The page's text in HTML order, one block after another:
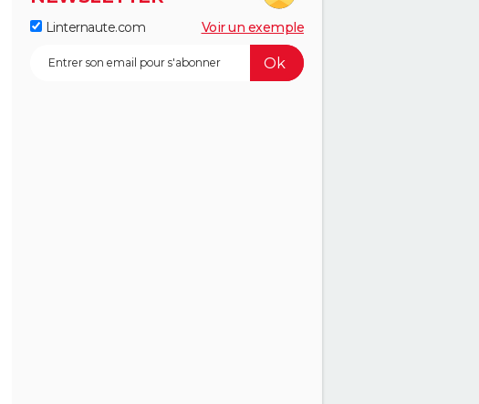
Linternaute.com Voir un exemple